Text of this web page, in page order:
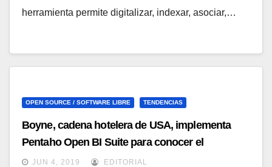
herramienta permite digitalizar, indexar, asociar,…
OPEN SOURCE / SOFTWARE LIBRE TENDENCIAS
Boyne, cadena hotelera de USA, implementa
Pentaho Open BI Suite para conocer el
comportamiento de sus clientes
JUN 4, 2019 EDITORIAL